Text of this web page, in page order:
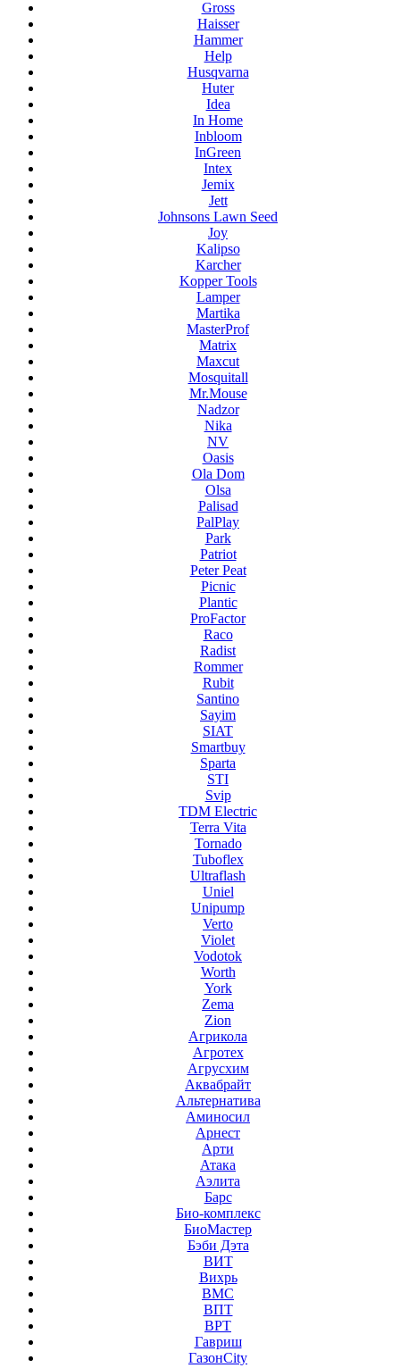
Gross
Haisser
Hammer
Help
Husqvarna
Huter
Idea
In Home
Inbloom
InGreen
Intex
Jemix
Jett
Johnsons Lawn Seed
Joy
Kalipso
Karcher
Kopper Tools
Lamper
Martika
MasterProf
Matrix
Maxcut
Mosquitall
Mr.Mouse
Nadzor
Nika
NV
Oasis
Ola Dom
Olsa
Palisad
PalPlay
Park
Patriot
Peter Peat
Picnic
Plantic
ProFactor
Raco
Radist
Rommer
Rubit
Santino
Sayim
SIAT
Smartbuy
Sparta
STI
Svip
TDM Electric
Terra Vita
Tornado
Tuboflex
Ultraflash
Uniel
Unipump
Verto
Violet
Vodotok
Worth
York
Zema
Zion
Агрикола
Агротех
Агрусхим
Аквабрайт
Альтернатива
Аминосил
Арнест
Арти
Атака
Аэлита
Барс
Био-комплекс
БиоМастер
Бэби Дэта
ВИТ
Вихрь
ВМС
ВПТ
ВРТ
Гавриш
ГазонCity